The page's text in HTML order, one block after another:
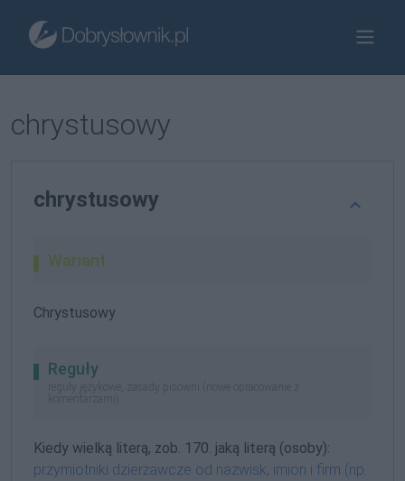
chrystusowy
chrystusowy
Wariant
Chrystusowy
Reguły
reguły językowe, zasady pisowni (nowe opracowanie z
komentarzami)
Kiedy wielką literą, zob. 170. jaką literą (osoby):
przymiotniki dzierżawcze od nazwisk, imion i firm (np.